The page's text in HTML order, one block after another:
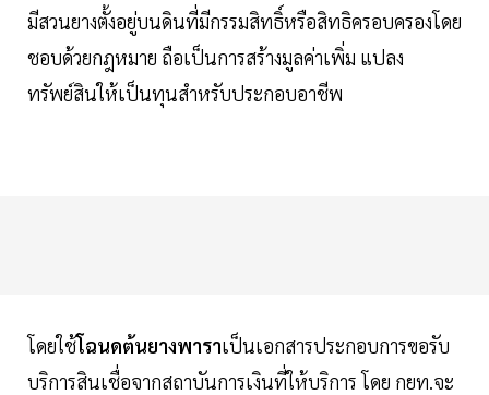
มีสวนยางตั้งอยู่บนดินที่มีกรรมสิทธิ์หรือสิทธิครอบครองโดย
ชอบด้วยกฎหมาย ถือเป็นการสร้างมูลค่าเพิ่ม แปลง
ทรัพย์สินให้เป็นทุนสำหรับประกอบอาชีพ
โดยใช้โฉนดต้นยางพาราเป็นเอกสารประกอบการขอรับ
บริการสินเชื่อจากสถาบันการเงินที่ให้บริการ โดย กยท.จะ